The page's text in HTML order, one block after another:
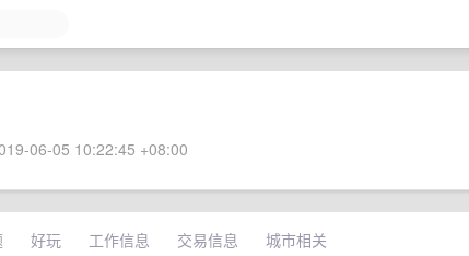
06-05 10:22:45 +08:00
好玩 工作信息 交易信息 城市相关